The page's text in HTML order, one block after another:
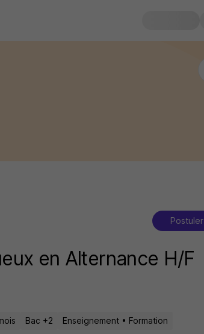
Postuler
en Alternance H/F
Bac +2 Enseignement • Formation